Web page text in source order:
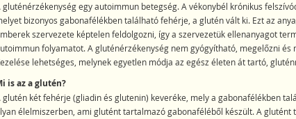
gluténérzékenység egy autoimmun betegség. A vékonybél krónikus
bizonyos gabonafélékben található fehérje, a glutén vált ki. Ezt az
szervezete képtelen feldolgozni, így a szervezetük ellenanyagot
folyamatot. A gluténérzékenység nem gyógyítható, megelőzni és
lehetséges, melynek egyetlen módja az egész életen át tartó,
is az a glutén?
glutén két fehérje (gliadin és glutenin) keveréke, mely a gabonafélékben
élelmiszerben, ami glutént tartalmazó gabonaféléből készült. A glutént